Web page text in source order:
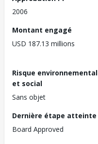
2006
Montant engagé
USD 187.13 millions
Risque environnemental
et social
Sans objet
Dernière étape atteinte
Board Approved